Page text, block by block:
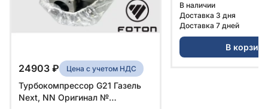
24903 ₽ Цена с учетом НДС
Турбокомпрессор G21 Газель
Next, NN Оригинал №
В наличии
Доставка 3 дня
Доставка 7 дней
В корзину